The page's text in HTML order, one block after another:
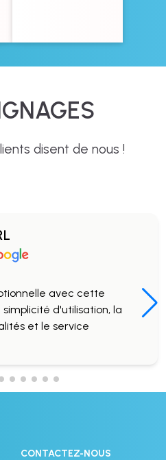
disent de nous !
avec une solution qui
à notre besoin.Le service
que leur solution.
CONTACTEZ-NOUS